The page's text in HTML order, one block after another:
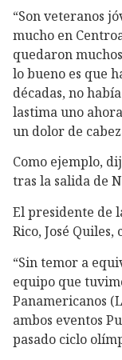
“Son veteranos
mucho en
quedaron
lo bueno es que
décadas, no
lastima uno
un dolor de
Como ejemplo,
tras la salida de
El presidente de
Rico, José
“Sin temor a
equipo que
Panamericanos
ambos eventos
pasado ciclo